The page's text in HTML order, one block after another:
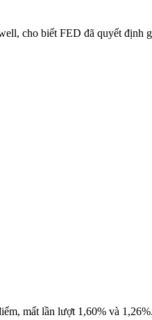
cho biết FED đã quyết định
mất lần lượt 1,60% và